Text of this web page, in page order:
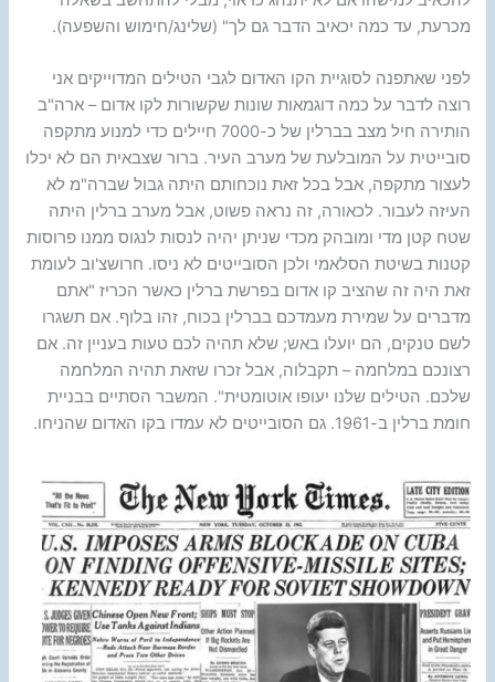
מכרעת, עד כמה יכאיב הדבר גם לך" (שלינג/חימוש והשפעה).
לפני שאתפנה לסוגיית הקו האדום לגבי הטילים המדוייקים אני
רוצה לדבר על כמה דוגמאות שונות שקשורות לקו אדום – ארה"ב
הותירה חיל מצב בברלין של כ-7000 חיילים כדי למנוע מתקפה
סובייטית על המובלעת של מערב העיר. ברור שצבאית הם לא יכלו
לעצור מתקפה, אבל בכל זאת נוכחותם היתה גבול שברה"מ לא
העיזה לעבור. לכאורה, זה נראה פשוט, אבל מערב ברלין היתה
שטח קטן מדי ומובהק מכדי שניתן יהיה לנסות לנגוס ממנו פרוסות
קטנות בשיטת הסלאמי ולכן הסובייטים לא ניסו. חרושצ'וב לעומת
זאת היה זה שהציב קו אדום בפרשת ברלין כאשר הכריז "אתם
מדברים על שמירת מעמדכם בברלין בכוח, זהו בלוף. אם תשגרו
לשם טנקים, הם יועלו באש; שלא תהיה לכם טעות בעניין זה. אם
רצונכם במלחמה – תקבלוה, אבל זכרו שזאת תהיה המלחמה
שלכם. הטילים שלנו יעופו אוטומטית". המשבר הסתיים בבניית
חומת ברלין ב-1961. גם הסובייטים לא עמדו בקו האדום שהניחו.